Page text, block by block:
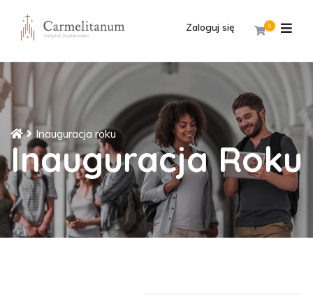
0
Zaloguj się
Inauguracja roku
Inauguracja Roku